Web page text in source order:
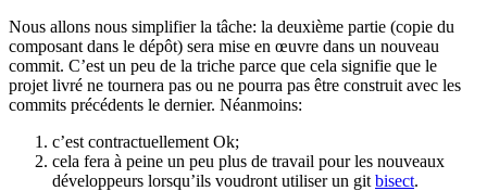
Nous allons nous simplifier la tâche: la deuxième partie (copie du
composant dans le dépôt) sera mise en œuvre dans un nouveau
commit. C’est un peu de la triche parce que cela signifie que le
projet livré ne tournera pas ou ne pourra pas être construit avec les
commits précédents le dernier. Néanmoins:
c’est contractuellement Ok;
cela fera à peine un peu plus de travail pour les nouveaux
développeurs lorsqu’ils voudront utiliser un git bisect.